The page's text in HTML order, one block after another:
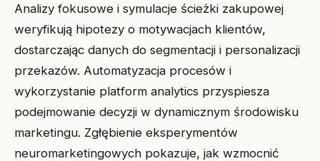
Analizy fokusowe i symulacje ścieżki zakupowej
weryfikują hipotezy o motywacjach klientów,
dostarczając danych do segmentacji i personalizacji
przekazów. Automatyzacja procesów i
wykorzystanie platform analytics przyspiesza
podejmowanie decyzji w dynamicznym środowisku
marketingu. Zgłębienie eksperymentów
neuromarketingowych pokazuje, jak wzmocnić